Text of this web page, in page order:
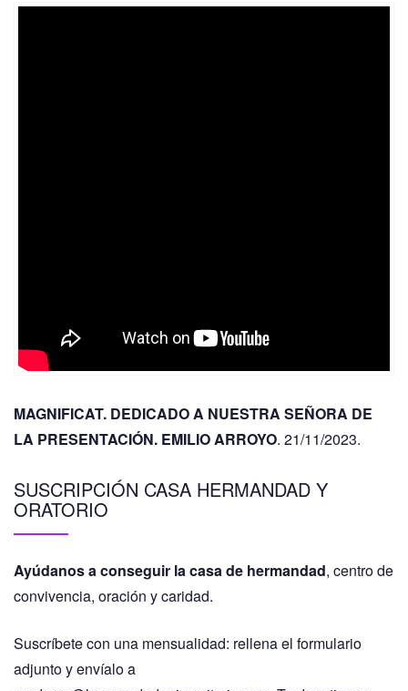
MAGNIFICAT. DEDICADO A NUESTRA SEÑORA DE
LA PRESENTACIÓN. EMILIO ARROYO. 21/11/2023.
SUSCRIPCIÓN CASA HERMANDAD Y
ORATORIO
Ayúdanos a conseguir la casa de hermandad, centro de
convivencia, oración y caridad.
Suscríbete con una mensualidad: rellena el formulario
adjunto y envíalo a